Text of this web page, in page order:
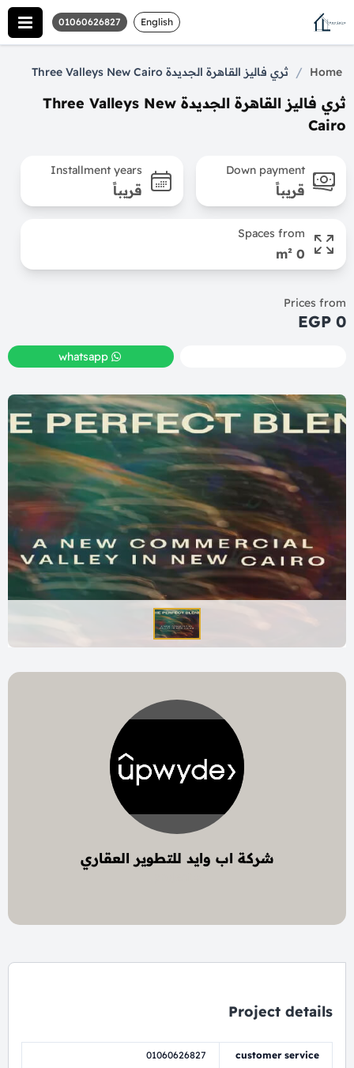
English
01060626827
Home
/ ثري فاليز القاهرة الجديدة Three Valleys New Cairo
ثري فاليز القاهرة الجديدة Three Valleys New
Cairo
Down payment
قريباً
Installment years
قريباً
Spaces from
0 m²
Prices from
0 EGP
whatsapp
شركة اب وايد للتطوير العقاري
Project details
customer service
01060626827